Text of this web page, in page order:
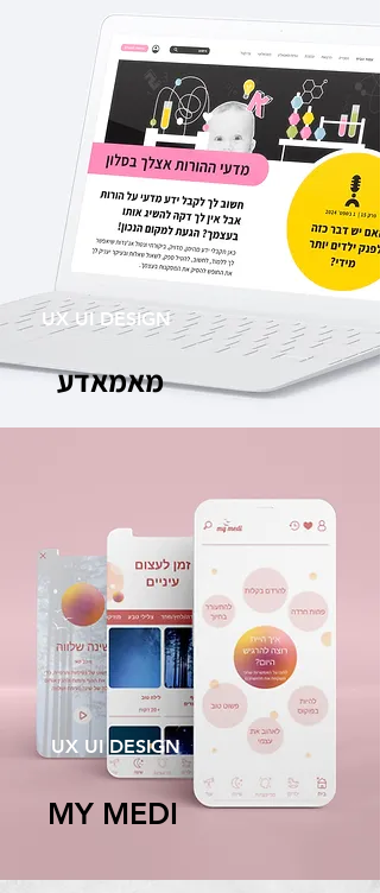
UX UI DESIGN
מאמאדע
MY MEDI
UX UI DESIGN